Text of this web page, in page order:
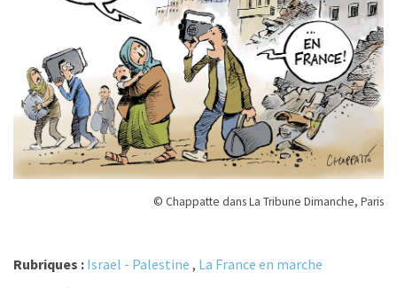
© Chappatte dans La Tribune Dimanche, Paris
Rubriques : Israel - Palestine , La France en marche